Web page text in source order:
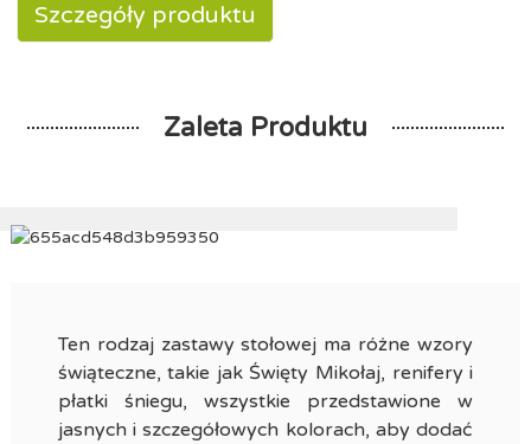
Szczegóły produktu
Zaleta Produktu
Ten rodzaj zastawy stołowej ma różne wzory
świąteczne, takie jak Święty Mikołaj, renifery i
płatki śniegu, wszystkie przedstawione w
jasnych i szczegółowych kolorach, aby dodać